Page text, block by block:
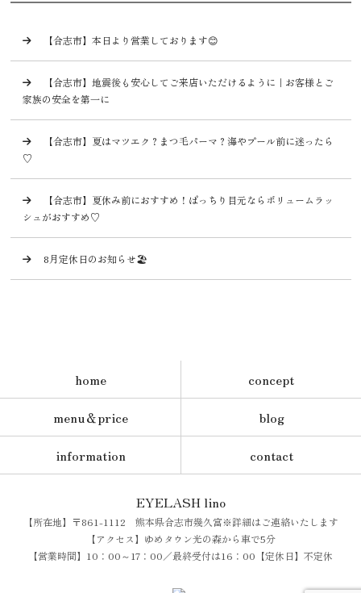
【合志市】本日より営業しております😊
【合志市】地震後も安心してご来店いただけるように｜お客様とご
家族の安全を第一に
【合志市】夏はマツエク？まつ毛パーマ？海やプール前に迷ったら
♡
【合志市】夏休み前におすすめ！ぱっちり目元ならボリュームラッ
シュがおすすめ♡
8月定休日のお知らせ🏖️
home
concept
menu＆price
blog
information
contact
EYELASH lino
【所在地】〒861-1112 熊本県合志市幾久富※詳細はご連絡いたします
【アクセス】ゆめタウン光の森から車で5分
【営業時間】10：00～17：00／最終受付は16：00【定休日】不定休